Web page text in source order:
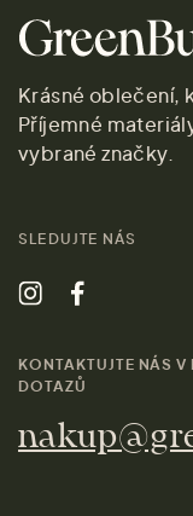
Krásné oblečení,
Příjemné
vybrané značky.
SLEDUJTE NÁS
KONTAKTUJTE NÁS V
DOTAZŮ